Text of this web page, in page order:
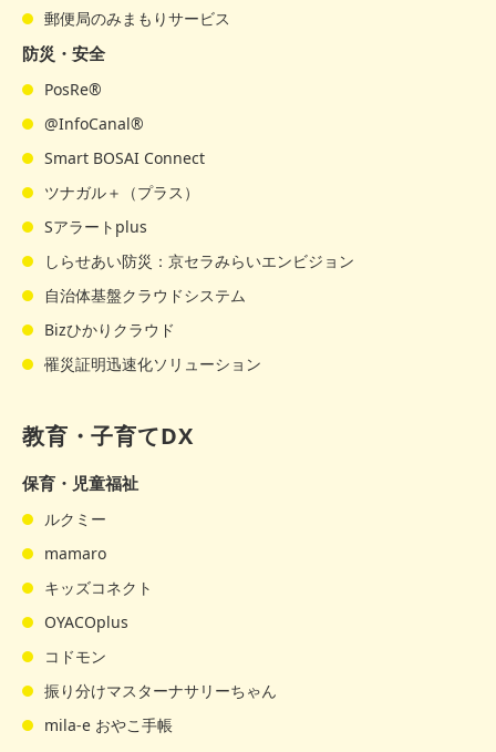
郵便局のみまもりサービス
防災・安全
PosRe®
@InfoCanal®
Smart BOSAI Connect
ツナガル＋（プラス）
Sアラートplus
しらせあい防災：京セラみらいエンビジョン
自治体基盤クラウドシステム
Bizひかりクラウド
罹災証明迅速化ソリューション
教育・子育てDX
保育・児童福祉
ルクミー
mamaro
キッズコネクト
OYACOplus
コドモン
振り分けマスターナサリーちゃん
mila-e おやこ手帳